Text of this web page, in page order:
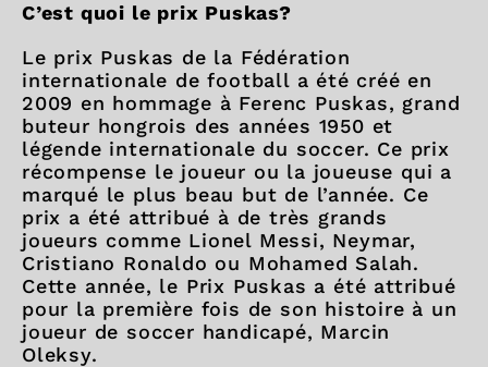
C’est quoi le prix Puskas?
Le prix Puskas de la Fédération
internationale de football a été créé en
2009 en hommage à Ferenc Puskas, grand
buteur hongrois des années 1950 et
légende internationale du soccer. Ce prix
récompense le joueur ou la joueuse qui a
marqué le plus beau but de l’année. Ce
prix a été attribué à de très grands
joueurs comme Lionel Messi, Neymar,
Cristiano Ronaldo ou Mohamed Salah.
Cette année, le Prix Puskas a été attribué
pour la première fois de son histoire à un
joueur de soccer handicapé, Marcin
Oleksy.